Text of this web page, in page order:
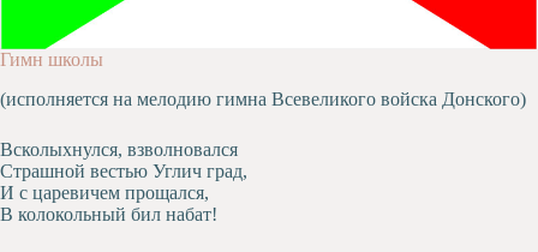
отделение
Служба
Тьюторская
служба
Гимн школы
(исполняется на мелодию гимна Всевеликого войска Донского)
Всколыхнулся, взволновался
Страшной вестью Углич град,
И с царевичем прощался,
В колокольный бил набат!